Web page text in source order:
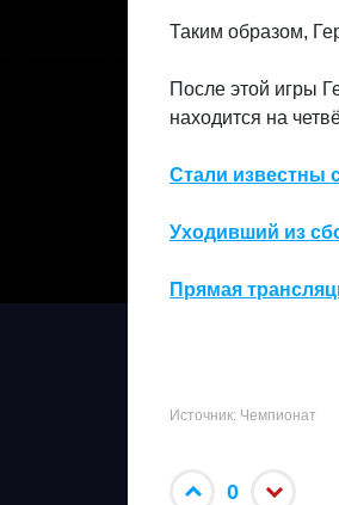
Таким образом,
После этой игры
находится на
Стали известны
Уходивший из
Прямая
Источник: Чемпионат
0